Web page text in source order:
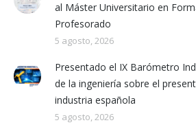
al Máster Universitario en
Profesorado
5 agosto, 2026
Presentado el IX Barómetro
de la ingeniería sobre el
industria española
5 agosto, 2026